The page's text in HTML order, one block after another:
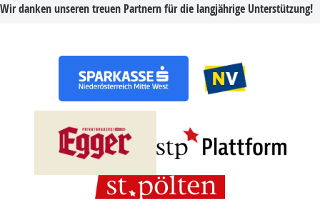
Wir danken unseren treuen Partnern für die langjährige Unterstützung!